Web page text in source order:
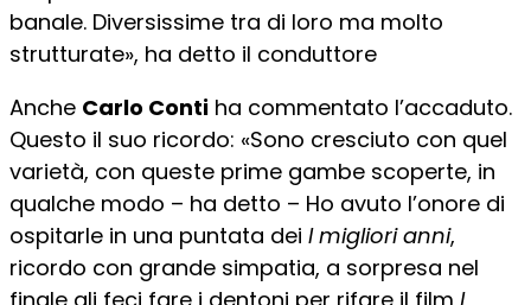
banale. Diversissime tra di loro ma molto
strutturate», ha detto il conduttore
Anche Carlo Conti ha commentato l’accaduto.
Questo il suo ricordo: «Sono cresciuto con quel
varietà, con queste prime gambe scoperte, in
qualche modo – ha detto – Ho avuto l’onore di
ospitarle in una puntata dei I migliori anni,
ricordo con grande simpatia, a sorpresa nel